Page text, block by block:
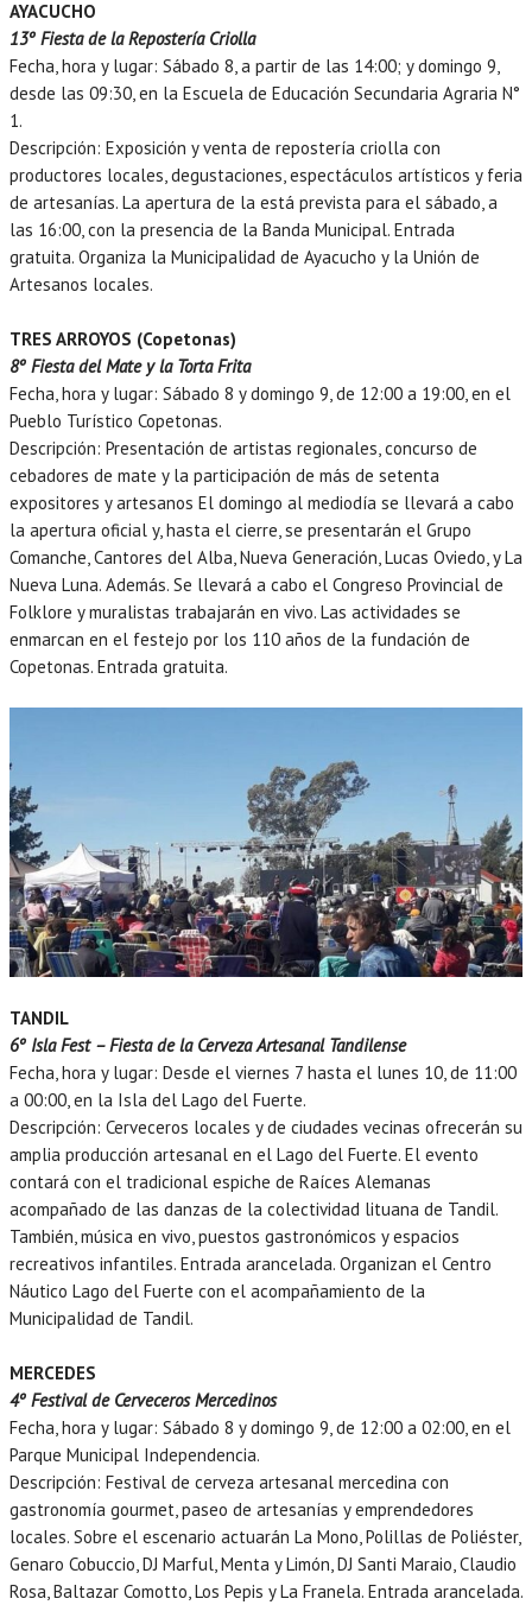
AYACUCHO
13º Fiesta de la Repostería Criolla
Fecha, hora y lugar: Sábado 8, a partir de las 14:00; y domingo 9,
desde las 09:30, en la Escuela de Educación Secundaria Agraria N°
1.
Descripción: Exposición y venta de repostería criolla con
productores locales, degustaciones, espectáculos artísticos y feria
de artesanías. La apertura de la está prevista para el sábado, a
las 16:00, con la presencia de la Banda Municipal. Entrada
gratuita. Organiza la Municipalidad de Ayacucho y la Unión de
Artesanos locales.
TRES ARROYOS (Copetonas)
8º Fiesta del Mate y la Torta Frita
Fecha, hora y lugar: Sábado 8 y domingo 9, de 12:00 a 19:00, en el
Pueblo Turístico Copetonas.
Descripción: Presentación de artistas regionales, concurso de
cebadores de mate y la participación de más de setenta
expositores y artesanos El domingo al mediodía se llevará a cabo
la apertura oficial y, hasta el cierre, se presentarán el Grupo
Comanche, Cantores del Alba, Nueva Generación, Lucas Oviedo, y La
Nueva Luna. Además. Se llevará a cabo el Congreso Provincial de
Folklore y muralistas trabajarán en vivo. Las actividades se
enmarcan en el festejo por los 110 años de la fundación de
Copetonas. Entrada gratuita.
TANDIL
6º Isla Fest – Fiesta de la Cerveza Artesanal Tandilense
Fecha, hora y lugar: Desde el viernes 7 hasta el lunes 10, de 11:00
a 00:00, en la Isla del Lago del Fuerte.
Descripción: Cerveceros locales y de ciudades vecinas ofrecerán su
amplia producción artesanal en el Lago del Fuerte. El evento
contará con el tradicional espiche de Raíces Alemanas
acompañado de las danzas de la colectividad lituana de Tandil.
También, música en vivo, puestos gastronómicos y espacios
recreativos infantiles. Entrada arancelada. Organizan el Centro
Náutico Lago del Fuerte con el acompañamiento de la
Municipalidad de Tandil.
MERCEDES
4º Festival de Cerveceros Mercedinos
Fecha, hora y lugar: Sábado 8 y domingo 9, de 12:00 a 02:00, en el
Parque Municipal Independencia.
Descripción: Festival de cerveza artesanal mercedina con
gastronomía gourmet, paseo de artesanías y emprendedores
locales. Sobre el escenario actuarán La Mono, Polillas de Poliéster,
Genaro Cobuccio, DJ Marful, Menta y Limón, DJ Santi Maraio, Claudio
Rosa, Baltazar Comotto, Los Pepis y La Franela. Entrada arancelada.